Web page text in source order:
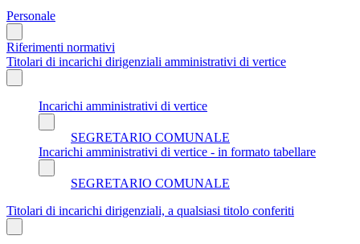
Personale
Riferimenti normativi
Titolari di incarichi dirigenziali amministrativi di vertice
Incarichi amministrativi di vertice
SEGRETARIO COMUNALE
Incarichi amministrativi di vertice - in formato tabellare
SEGRETARIO COMUNALE
Titolari di incarichi dirigenziali, a qualsiasi titolo conferiti